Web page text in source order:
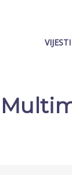
VIJESTI